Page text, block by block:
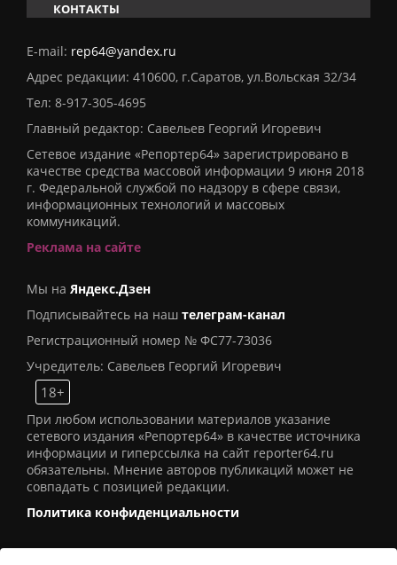
КОНТАКТЫ
E-mail: rep64@yandex.ru
Адрес редакции: 410600, г.Саратов, ул.Вольская 32/34
Тел: 8-917-305-4695
Главный редактор: Савельев Георгий Игоревич
Сетевое издание «Репортер64» зарегистрировано в
качестве средства массовой информации 9 июня 2018
г. Федеральной службой по надзору в сфере связи,
информационных технологий и массовых
коммуникаций.
Реклама на сайте
Мы на Яндекс.Дзен
Подписывайтесь на наш телеграм-канал
Регистрационный номер № ФС77-73036
Учредитель: Савельев Георгий Игоревич
18+
При любом использовании материалов указание
сетевого издания «Репортер64» в качестве источника
информации и гиперссылка на сайт reporter64.ru
обязательны. Мнение авторов публикаций может не
совпадать с позицией редакции.
Политика конфиденциальности